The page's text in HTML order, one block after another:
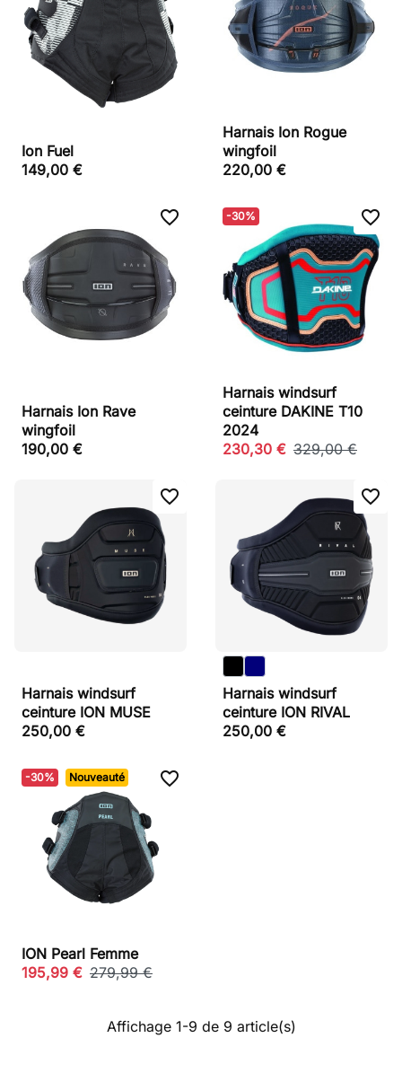
Ion Fuel
149,00 €
Harnais Ion Rogue
wingfoil
220,00 €
favorite_border
Harnais Ion Rave
wingfoil
190,00 €
-30% favorite_border
Harnais windsurf
ceinture DAKINE T10
2024
230,30 € 329,00 €
favorite_border
Harnais windsurf
ceinture ION MUSE
250,00 €
favorite_border
Harnais windsurf
ceinture ION RIVAL
250,00 €
-30% Nouveauté favorite_border
ION Pearl Femme
195,99 € 279,99 €
Affichage 1-9 de 9 article(s)